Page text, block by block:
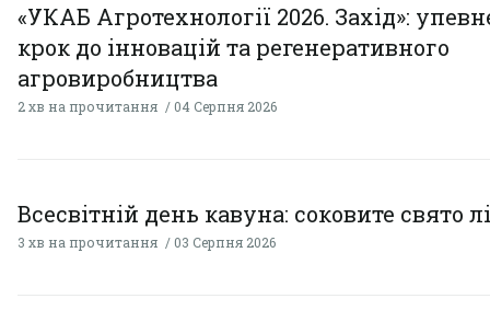
«УКАБ Агротехнології 2026. Захід»:
крок до інновацій та регенеративного
агровиробництва
2 хв на прочитання 04 Серпня 2026
Всесвітній день кавуна: соковите свято
3 хв на прочитання 03 Серпня 2026